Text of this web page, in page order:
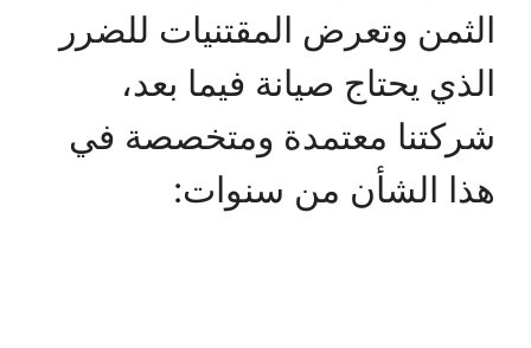
الثمن وتعرض المقتنيات للضرر
الذي يحتاج صيانة فيما بعد،
شركتنا معتمدة ومتخصصة في
هذا الشأن من سنوات: